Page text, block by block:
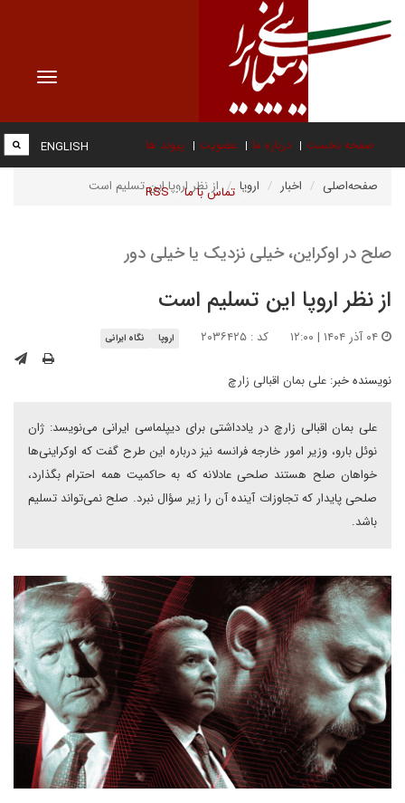
Toggle
صفحه نخست درباره ما عضویت پیوند ها
تماس با ما RSS
ENGLISH
صفحه‌اصلی اخبار اروپا از نظر اروپا این تسلیم است
صلح در اوکراین، خیلی نزدیک یا خیلی دور
از نظر اروپا این تسلیم است
کد : ۲۰۳۶۴۲۵ اروپا نگاه ایرانی
نویسنده خبر: علی بمان اقبالی زارچ
علی بمان اقبالی زارچ در یادداشتی برای دیپلماسی ایرانی می‌نویسد: ژان
نوئل بارو، وزیر امور خارجه فرانسه نیز درباره این طرح گفت که اوکراینی‌ها
خواهان صلح هستند صلحی عادلانه که به حاکمیت همه احترام بگذارد،
صلحی پایدار که تجاوزات آینده آن را زیر سؤال نبرد. صلح نمی‌تواند تسلیم
باشد.